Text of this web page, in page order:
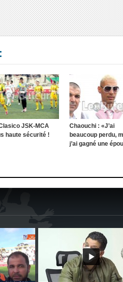
JSK-MCA
haute sécurité !
Chaouchi : «J’ai
beaucoup perdu,
j’ai gagné une